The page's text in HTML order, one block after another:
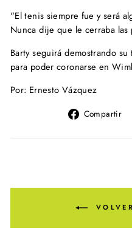
"El tenis siempre fue y será
Nunca dije que le cerraba las
Barty seguirá demostrando
para poder coronarse en
Por: Ernesto Vázquez
Compartir